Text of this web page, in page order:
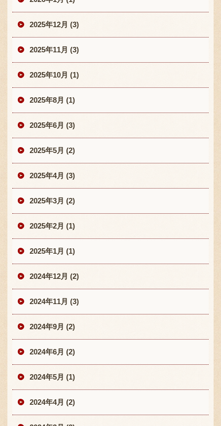
2025年12月 (3)
2025年11月 (3)
2025年10月 (1)
2025年8月 (1)
2025年6月 (3)
2025年5月 (2)
2025年4月 (3)
2025年3月 (2)
2025年2月 (1)
2025年1月 (1)
2024年12月 (2)
2024年11月 (3)
2024年9月 (2)
2024年6月 (2)
2024年5月 (1)
2024年4月 (2)